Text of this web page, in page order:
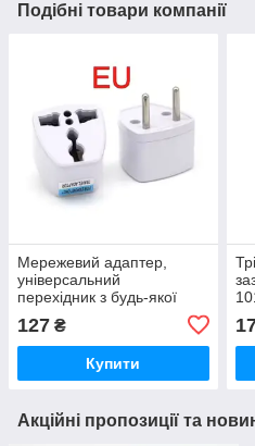
Подібні товари компанії
Мережевий адаптер,
універсальний
перехідник з будь-якої
розетку, All to EU "Travel
Helper", 220V 10 A. Білий.
127 ₴
Купити
Акційні пропозиції та